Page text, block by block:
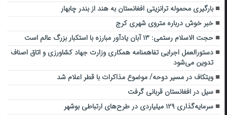
بارگیری محموله ترانزیتی افغانستان به هند از بندر چابهار
خبر خوش درباره متروی شهری کرج
حجت الاسلام رستمی: ۱۳ آبان یادآور مبارزه با استکبار بزرگ عالم است
دستورالعمل اجرایی تفاهمنامه همکاری وزارت جهاد کشاورزی و اتاق اصناف
تدوین می‌شود
ویتکاف در مسیر دوحه/ موضوع مذاکرات با قطر اعلام شد
سیل در افغانستان قربانی گرفت
سرمایه‌گذاری ۱۲۹ میلیاردی در طرح‌های ارتباطی بوشهر